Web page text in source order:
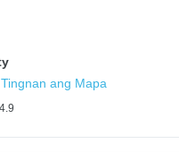
Tingnan ang Mapa
4.9